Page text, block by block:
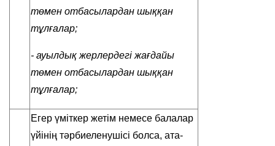
төмен отбасылардан шыққан
тұлғалар;
- ауылдық жерлердегі жағдайы
төмен отбасылардан шыққан
тұлғалар;
Егер үміткер жетім немесе балалар
үйінің тәрбиеленушісі болса, ата-